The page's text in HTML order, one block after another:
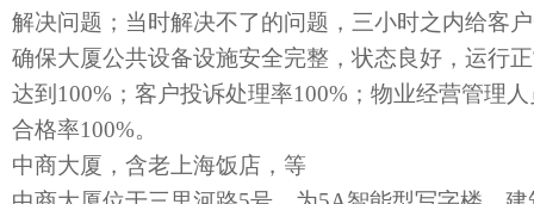
解决问题；当时解决不了的问题，三小时之内给客
确保大厦公共设备设施安全完整，状态良好，运行
达到100%；客户投诉处理率100%；物业经营管理
合格率100%。
中商大厦，含老上海饭店，等